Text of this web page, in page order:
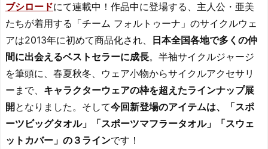
ブシロードにて連載中！作品中に登場する、主人公・亜美
たちが着用する「チーム フォルトゥーナ」のサイクルウェ
アは2013年に初めて商品化され、
日本全国各地で多くの仲
間に出会えるベストセラーに成長。半袖サイクルジャージ
を筆頭に、春夏秋冬、ウェア小物からサイクルアクセサリ
ーまで、 キャラクターウェアの枠を超えたラインナップ展
開 となりました。そして今回新登場のアイテムは、「スポ
ーツビッグタオル」「スポーツマフラータオル」「スウェ
ットカバー」の３ラインです！